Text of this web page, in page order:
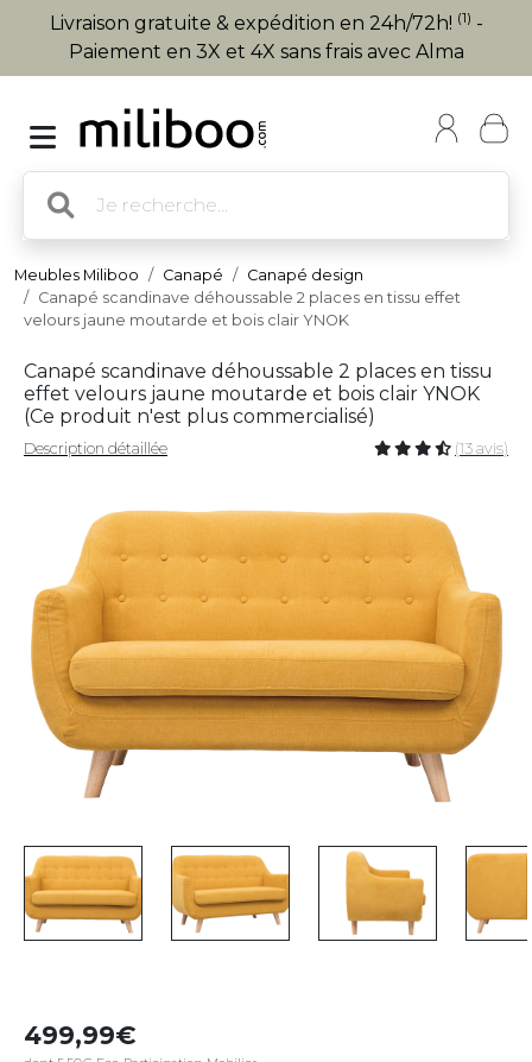
Livraison gratuite & expédition en 24h/72h! (1) -
Paiement en 3X et 4X sans frais avec Alma
Meubles Miliboo Canapé
Canapé design
Canapé scandinave déhoussable 2 places en tissu effet
velours jaune moutarde et bois clair YNOK
Canapé scandinave déhoussable 2 places en tissu
effet velours jaune moutarde et bois clair YNOK
(Ce produit n'est plus commercialisé)
Description détaillée (13 avis)
499,99